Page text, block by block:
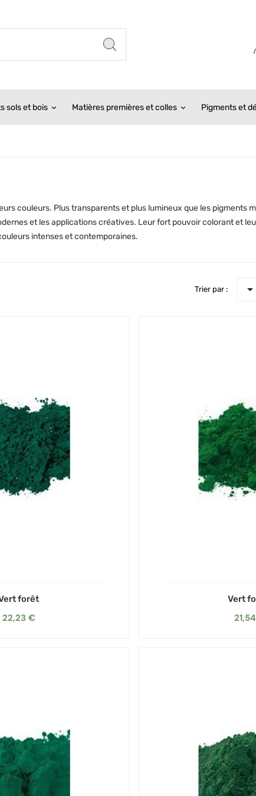
sols et bois Matières premières et colles Pigments et
couleurs. Plus transparents et plus lumineux que les pigments
et les applications créatives. Leur fort pouvoir colorant et
intenses et contemporaines.
Trier par : 
forêt
22,23 €
Vert